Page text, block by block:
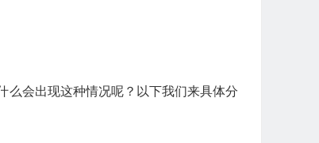
么会出现这种情况呢？以下我们来具体分